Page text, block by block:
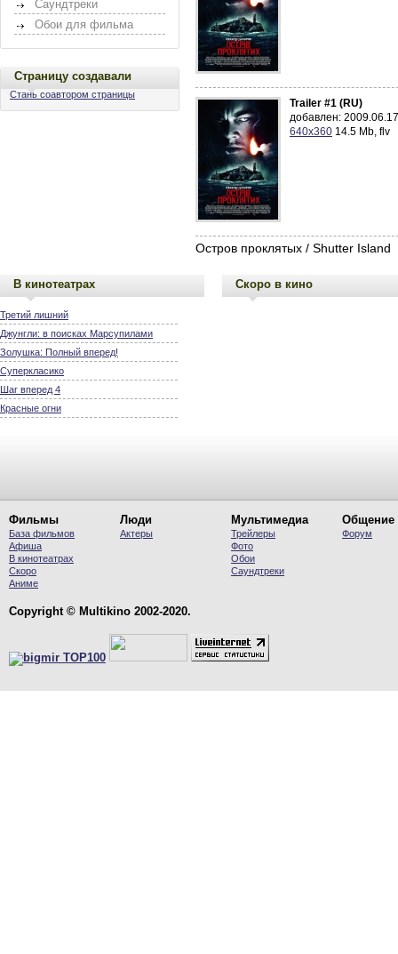
Саундтреки
Обои для фильма
Страницу создавали
Стань соавтором страницы
Trailer #1 (RU)
добавлен:
640x360 14.5 Mb, flv
Остров проклятых / Shutter Island
В кинотеатрах
Третий лишний
Джунгли: в поисках Марсупилами
Золушка: Полный вперед!
Суперкласико
Шаг вперед 4
Красные огни
Скоро в кино
Фильмы
База фильмов
Афиша
В кинотеатрах
Скоро
Аниме
Люди
Актеры
Мультимедиа
Трейлеры
Фото
Обои
Саундтреки
Общение
Форум
Copyright © Multikino 2002-2020.